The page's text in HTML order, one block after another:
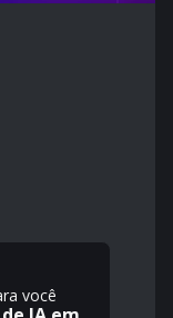
você